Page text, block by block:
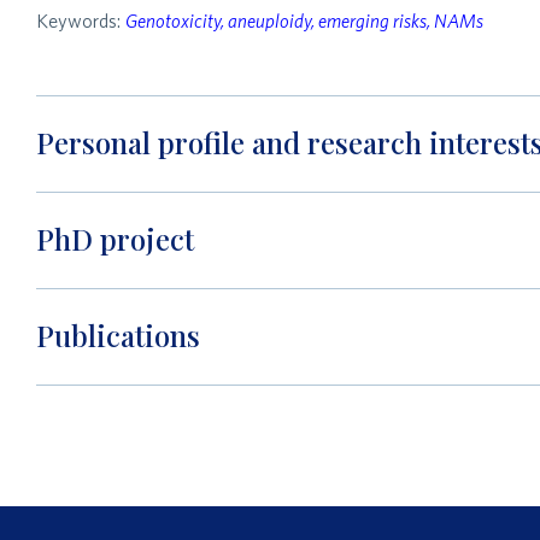
Keywords: Genotoxicity, aneuploidy, emerging risks, NAMs
Personal profile and research
PhD project
Publications